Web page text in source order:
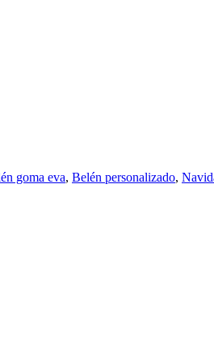
goma eva, Belén personalizado,